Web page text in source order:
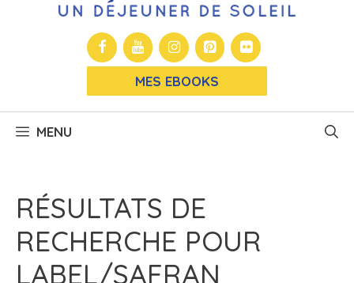
MES EBOOKS
MENU
RÉSULTATS DE
RECHERCHE POUR
LABEL/SAFRAN